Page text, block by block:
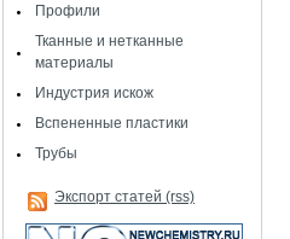
Профили
Тканные и нетканные
материалы
Индустрия искож
Вспененные пластики
Трубы
Экспорт статей (rss)